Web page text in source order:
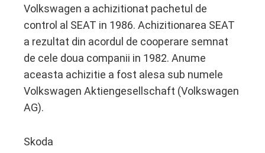
Volkswagen a achizitionat pachetul de
control al SEAT in 1986. Achizitionarea SEAT
a rezultat din acordul de cooperare semnat
de cele doua companii in 1982. Anume
aceasta achizitie a fost alesa sub numele
Volkswagen Aktiengesellschaft (Volkswagen
AG).
Skoda